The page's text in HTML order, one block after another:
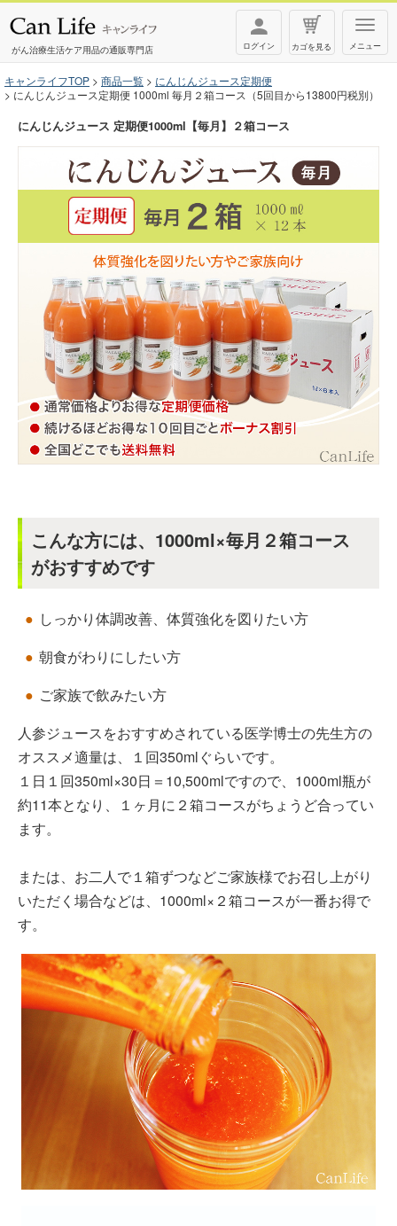
T
o
g
e
i
t
i
o
n
メニュー
カゴを見る
ログイン
がん治療生活ケア用品の通販専門店
キャンライフTOP 商品一覧
にんじんジュース定期便
にんじんジュース定期便 1000ml 毎月２箱コース（5回目から13800円税別）
にんじんジュース 定期便1000ml【毎月】２箱コース
こんな方には、1000ml×毎月２箱コース
がおすすめです
しっかり体調改善、体質強化を図りたい方
朝食がわりにしたい方
ご家族で飲みたい方
人参ジュースをおすすめされている医学博士の先生方の
オススメ適量は、１回350mlぐらいです。
１日１回350ml×30日＝10,500mlですので、1000ml瓶が
約11本となり、１ヶ月に２箱コースがちょうど合ってい
ます。
または、お二人で１箱ずつなどご家族様でお召し上がり
いただく場合などは、1000ml×２箱コースが一番お得で
す。